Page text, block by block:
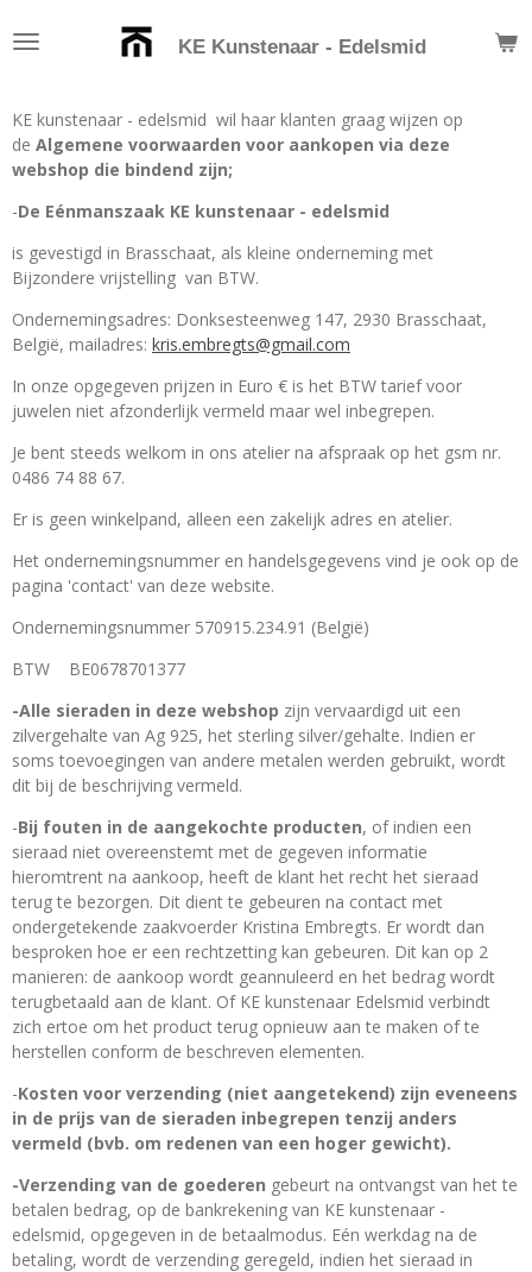
direct
hoofdinhoud
KE Kunstenaar - Edelsmid
KE kunstenaar - edelsmid wil haar klanten graag wijzen op
de Algemene voorwaarden voor aankopen via deze
webshop die bindend zijn;
-De Eénmanszaak KE kunstenaar - edelsmid
is gevestigd in Brasschaat, als kleine onderneming met
Bijzondere vrijstelling van BTW.
Ondernemingsadres: Donksesteenweg 147, 2930 Brasschaat,
België, mailadres: kris.embregts@gmail.com
In onze opgegeven prijzen in Euro € is het BTW tarief voor
juwelen niet afzonderlijk vermeld maar wel inbegrepen.
Je bent steeds welkom in ons atelier na afspraak op het gsm nr.
0486 74 88 67.
Er is geen winkelpand, alleen een zakelijk adres en atelier.
Het ondernemingsnummer en handelsgegevens vind je ook op de
pagina 'contact' van deze website.
Ondernemingsnummer 570915.234.91 (België)
BTW BE0678701377
-Alle sieraden in deze webshop zijn vervaardigd uit een
zilvergehalte van Ag 925, het sterling silver/gehalte. Indien er
soms toevoegingen van andere metalen werden gebruikt, wordt
dit bij de beschrijving vermeld.
-Bij fouten in de aangekochte producten, of indien een
sieraad niet overeenstemt met de gegeven informatie
hieromtrent na aankoop, heeft de klant het recht het sieraad
terug te bezorgen. Dit dient te gebeuren na contact met
ondergetekende zaakvoerder Kristina Embregts. Er wordt dan
besproken hoe er een rechtzetting kan gebeuren. Dit kan op 2
manieren: de aankoop wordt geannuleerd en het bedrag wordt
terugbetaald aan de klant. Of KE kunstenaar Edelsmid verbindt
zich ertoe om het product terug opnieuw aan te maken of te
herstellen conform de beschreven elementen.
-Kosten voor verzending (niet aangetekend) zijn eveneens
in de prijs van de sieraden inbegrepen tenzij anders
vermeld (bvb. om redenen van een hoger gewicht).
-Verzending van de goederen gebeurt na ontvangst van het te
betalen bedrag, op de bankrekening van KE kunstenaar -
edelsmid, opgegeven in de betaalmodus. Eén werkdag na de
betaling, wordt de verzending geregeld, indien het sieraad in